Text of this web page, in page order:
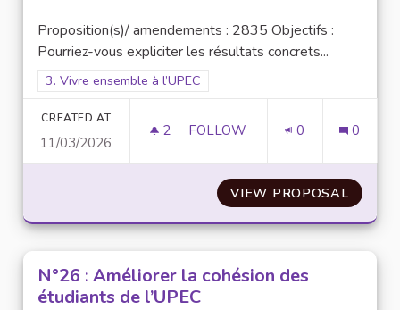
Proposition(s)/ amendements : 2835 Objectifs :
Pourriez-vous expliciter les résultats concrets...
Filter results for scope: 3. Vivre ensemble à l’UPEC
3. Vivre ensemble à l’UPEC
CREATED AT
11/03/2026
2 2 FOLLOWERS
FOLLOW 0 0
VIEW PROPOSALN°25 :
N°26 : Améliorer la cohésion des
étudiants de l’UPEC